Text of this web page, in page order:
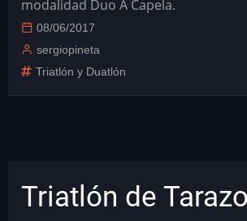
modalidad Duo A Capela.
08/06/2017
sergiopineta
Triatlón y Duatlón
Triatlón de